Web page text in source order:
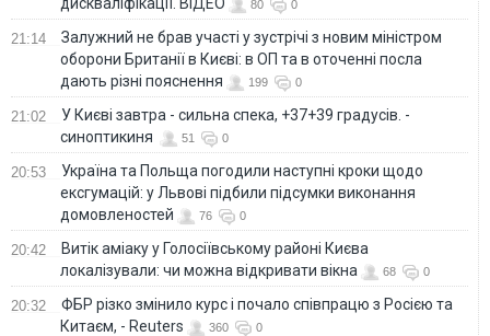
80 0
21:14
Залужний не брав участі у зустрічі з новим міністром
оборони Британії в Києві: в ОП та в оточенні посла
дають різні пояснення
199 0
21:02
У Києві завтра - сильна спека, +37+39 градусів. -
синоптикиня
51 0
20:53
Україна та Польща погодили наступні кроки щодо
ексгумацій: у Львові підбили підсумки виконання
домовленостей
76 0
20:42
Витік аміаку у Голосіївському районі Києва
локалізували: чи можна відкривати вікна
68 0
20:32
ФБР різко змінило курс і почало співпрацю з Росією та
Китаєм, - Reuters
360 0